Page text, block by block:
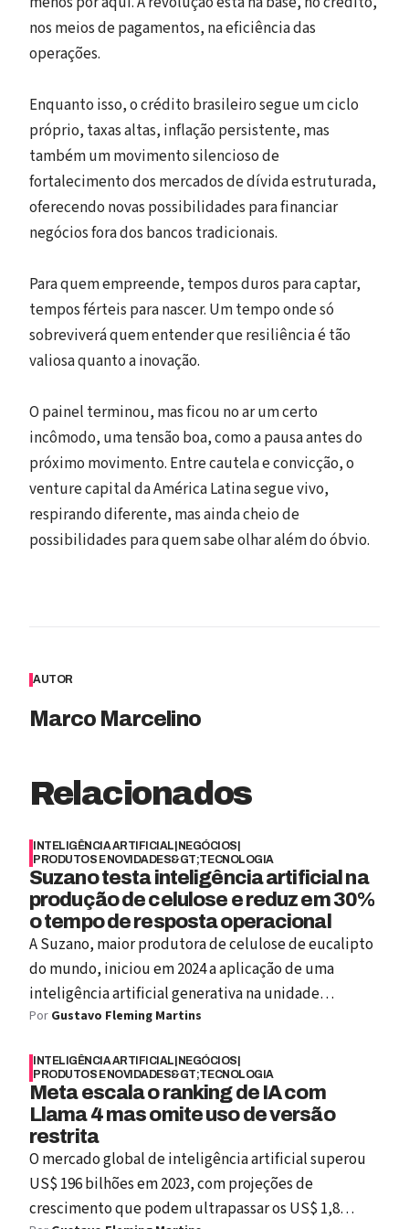
nos meios de pagamentos, na eficiência das
operações.
Enquanto isso, o crédito brasileiro segue um ciclo
próprio, taxas altas, inflação persistente, mas
também um movimento silencioso de
fortalecimento dos mercados de dívida estruturada,
oferecendo novas possibilidades para financiar
negócios fora dos bancos tradicionais.
Para quem empreende, tempos duros para captar,
tempos férteis para nascer. Um tempo onde só
sobreviverá quem entender que resiliência é tão
valiosa quanto a inovação.
O painel terminou, mas ficou no ar um certo
incômodo, uma tensão boa, como a pausa antes do
próximo movimento. Entre cautela e convicção, o
venture capital da América Latina segue vivo,
respirando diferente, mas ainda cheio de
possibilidades para quem sabe olhar além do óbvio.
AUTOR
Marco Marcelino
Relacionados
INTELIGÊNCIA ARTIFICIAL NEGÓCIOS
PRODUTOS E NOVIDADES&GT;TECNOLOGIA
Suzano testa inteligência artificial na
produção de celulose e reduz em 30%
o tempo de resposta operacional
A Suzano, maior produtora de celulose de eucalipto
do mundo, iniciou em 2024 a aplicação de uma
inteligência artificial generativa na unidade
industrial de Três Lagoas (MS), uma das maiores
ferramenta opera diretamente no Microsoft Teams e
foi integrada ao processo de cozimento de celulose
— etapa responsável por até 70% dos custos de
fabricação do papel.
Por Gustavo Fleming Martins
INTELIGÊNCIA ARTIFICIAL NEGÓCIOS
PRODUTOS E NOVIDADES&GT;TECNOLOGIA
Meta escala o ranking de IA com
Llama 4 mas omite uso de versão
restrita
O mercado global de inteligência artificial superou
US$ 196 bilhões em 2023, com projeções de
crescimento que podem ultrapassar os US$ 1,8